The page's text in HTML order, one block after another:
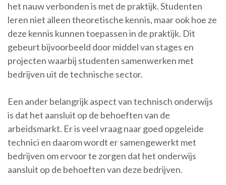
het nauw verbonden is met de praktijk. Studenten
leren niet alleen theoretische kennis, maar ook hoe ze
deze kennis kunnen toepassen in de praktijk. Dit
gebeurt bijvoorbeeld door middel van stages en
projecten waarbij studenten samenwerken met
bedrijven uit de technische sector.
Een ander belangrijk aspect van technisch onderwijs
is dat het aansluit op de behoeften van de
arbeidsmarkt. Er is veel vraag naar goed opgeleide
technici en daarom wordt er samengewerkt met
bedrijven om ervoor te zorgen dat het onderwijs
aansluit op de behoeften van deze bedrijven.